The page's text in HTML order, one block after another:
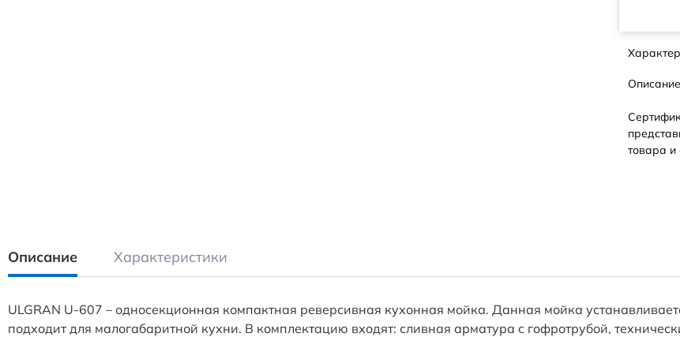
Описание
товара и
Описание Характеристики
ULGRAN U-607 – односекционная компактная реверсивная кухонная мойка. Данная мойка
подходит для малогабаритной кухни. В комплектацию входят: сливная арматура с гофротрубой,